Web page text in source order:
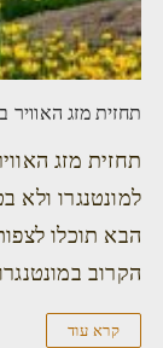
תחזית מזג האוויר
תחזית מזג
למונטנגרו ולא
הבא תוכלו
הקרוב
קרא עוד